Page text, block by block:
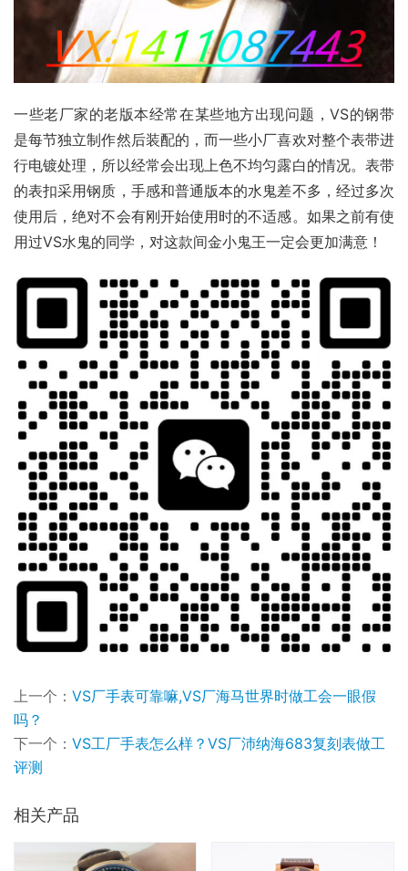
一些老厂家的老版本经常在某些地方出现问题，VS的钢带
是每节独立制作然后装配的，而一些小厂喜欢对整个表带进
行电镀处理，所以经常会出现上色不均匀露白的情况。表带
的表扣采用钢质，手感和普通版本的水鬼差不多，经过多次
使用后，绝对不会有刚开始使用时的不适感。如果之前有使
用过VS水鬼的同学，对这款间金小鬼王一定会更加满意！
上一个： VS厂手表可靠嘛,VS厂海马世界时做工会一眼假
吗？
下一个： VS工厂手表怎么样？VS厂沛纳海683复刻表做工
评测
相关产品